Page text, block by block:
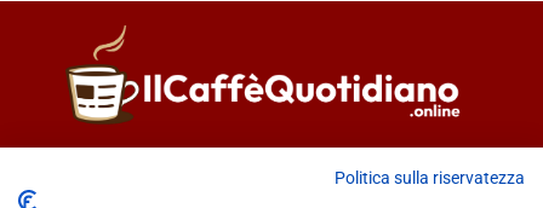
Politica sulla riservatezza